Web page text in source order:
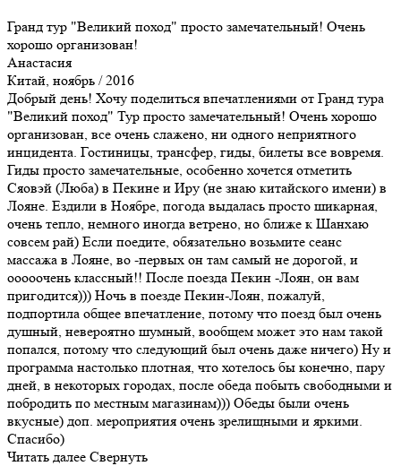
Гранд тур "Великий поход" просто замечательный! Очень
хорошо организован!
Анастасия
Китай, ноябрь / 2016
Добрый день! Хочу поделиться впечатлениями от Гранд тура
"Великий поход" Тур просто замечательный! Очень хорошо
организован, все очень слажено, ни одного неприятного
инцидента. Гостиницы, трансфер, гиды, билеты все вовремя.
Гиды просто замечательные, особенно хочется отметить
Сяовэй (Люба) в Пекине и Иру (не знаю китайского имени) в
Лояне. Ездили в Ноябре, погода выдалась просто шикарная,
очень тепло, немного иногда ветрено, но ближе к Шанхаю
совсем рай) Если поедите, обязательно возьмите сеанс
массажа в Лояне, во -первых он там самый не дорогой, и
ооооочень классный!! После поезда Пекин -Лоян, он вам
пригодится))) Ночь в поезде Пекин-Лоян, пожалуй,
подпортила общее впечатление, потому что поезд был очень
душный, невероятно шумный, вообщем может это нам такой
попался, потому что следующий был очень даже ничего) Ну и
программа настолько плотная, что хотелось бы конечно, пару
дней, в некоторых городах, после обеда побыть свободными и
побродить по местным магазинам))) Обеды были очень
вкусные) доп. мероприятия очень зрелищными и яркими.
Спасибо)
Читать далее Свернуть